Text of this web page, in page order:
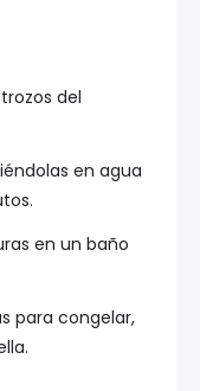
del
en agua
en un baño
para congelar,